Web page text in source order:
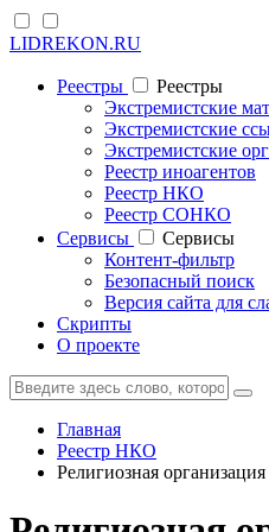
LIDREKON.RU
Реестры
Реестры
Экстремистские
Экстремистские
Экстремистские
Реестр иноагентов
Реестр НКО
Реестр СОНКО
Cервисы
Cервисы
Контент-фильтр
Безопасный поиск
Версия сайта для
Скрипты
О проекте
Главная
Реестр НКО
Религиозная